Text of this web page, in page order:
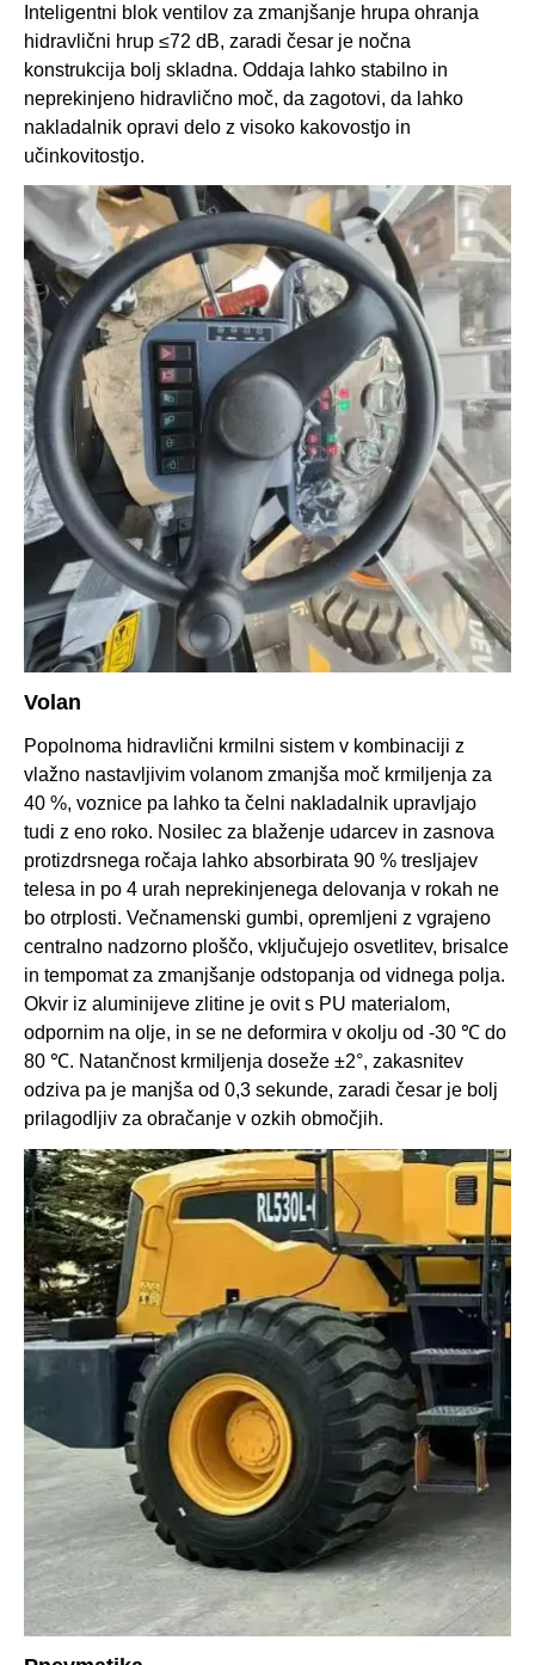
Inteligentni blok ventilov za zmanjšanje hrupa ohranja
hidravlični hrup ≤72 dB, zaradi česar je nočna
konstrukcija bolj skladna. Oddaja lahko stabilno in
neprekinjeno hidravlično moč, da zagotovi, da lahko
nakladalnik opravi delo z visoko kakovostjo in
učinkovitostjo.
Volan
Popolnoma hidravlični krmilni sistem v kombinaciji z
vlažno nastavljivim volanom zmanjša moč krmiljenja za
40 %, voznice pa lahko ta čelni nakladalnik upravljajo
tudi z eno roko. Nosilec za blaženje udarcev in zasnova
protizdrsnega ročaja lahko absorbirata 90 % tresljajev
telesa in po 4 urah neprekinjenega delovanja v rokah ne
bo otrplosti. Večnamenski gumbi, opremljeni z vgrajeno
centralno nadzorno ploščo, vključujejo osvetlitev, brisalce
in tempomat za zmanjšanje odstopanja od vidnega polja.
Okvir iz aluminijeve zlitine je ovit s PU materialom,
odpornim na olje, in se ne deformira v okolju od -30 ℃ do
80 ℃. Natančnost krmiljenja doseže ±2°, zakasnitev
odziva pa je manjša od 0,3 sekunde, zaradi česar je bolj
prilagodljiv za obračanje v ozkih območjih.